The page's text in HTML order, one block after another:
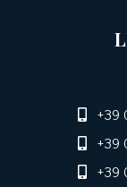
+39
+39
+39